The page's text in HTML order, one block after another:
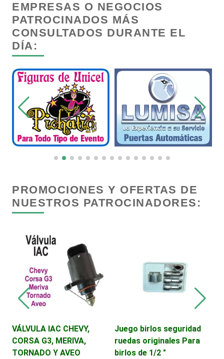
Cristalerías
Cromadoras
Decoración de Interiores
Dentistas
Deportes
Dermatólogos
Desarrollo de Software
Desperdicios Industriales
Dulcerías
Edecanes
EMPRESAS O NEGOCIOS
PATROCINADOS MÁS
CONSULTADOS DURANTE EL
DÍA:
PROMOCIONES Y OFERTAS DE
NUESTROS PATROCINADORES:
VÁLVULA IAC CHEVY,
CORSA G3, MERIVA,
TORNADO Y AVEO
Juego birlos seguridad
ruedas originales Para
birlos de 1/2 "